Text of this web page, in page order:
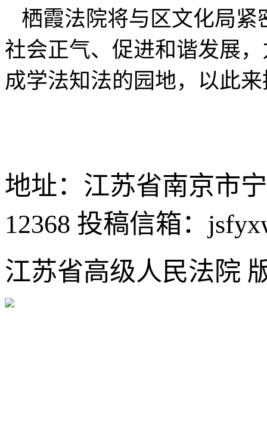
栖霞法院将与区文化局
社会正气、促进和谐发展
成学法知法的园地，以此
地址：江苏省南京市
12368 投稿信箱：
江苏省高级人民法院